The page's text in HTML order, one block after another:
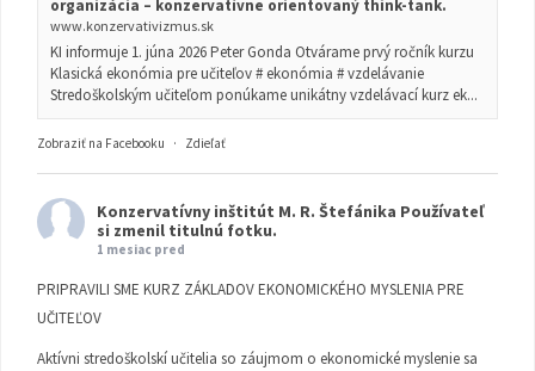
organizácia – konzervatívne orientovaný think-tank.
www.konzervativizmus.sk
KI informuje 1. júna 2026 Peter Gonda Otvárame prvý ročník kurzu
Klasická ekonómia pre učiteľov # ekonómia # vzdelávanie
Stredoškolským učiteľom ponúkame unikátny vzdelávací kurz ek...
Zobraziť na Facebooku · Zdieľať
Konzervatívny inštitút M. R. Štefánika Používateľ
si zmenil titulnú fotku.
1 mesiac pred
PRIPRAVILI SME KURZ ZÁKLADOV EKONOMICKÉHO MYSLENIA PRE
UČITEĽOV
Aktívni stredoškolskí učitelia so záujmom o ekonomické myslenie sa